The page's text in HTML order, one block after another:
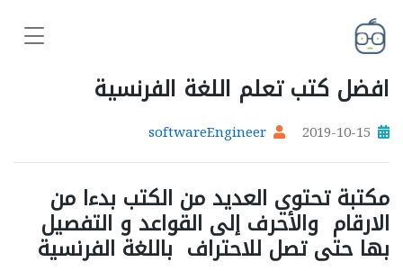
افضل كتب تعلم اللغة الفرنسية
2019-10-15
softwareEngineer
مكتبة تحتوي العديد من الكتب بدءا من
الارقام والأحرف إلى القواعد و التفصيل
بها حتى تصل للاحتراف باللغة الفرنسية